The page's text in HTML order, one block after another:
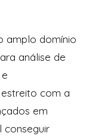
amplo domínio
análise de
com a
em
conseguir